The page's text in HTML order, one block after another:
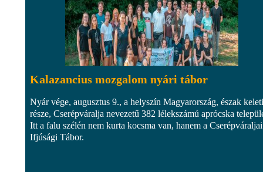
Kalazancius mozgalom nyári tábor
Nyár vége, augusztus 9., a helyszín Magyarország, észak keleti
része, Cserépváralja nevezetű 382 lélekszámú aprócska
Itt a falu szélén nem kurta kocsma van, hanem a Cserépváraljai
Ifjúsági Tábor.